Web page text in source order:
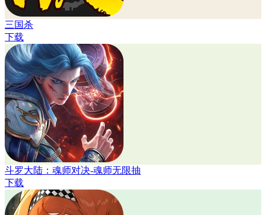
三国杀
下载
斗罗大陆：魂师对决-魂师无限抽
下载